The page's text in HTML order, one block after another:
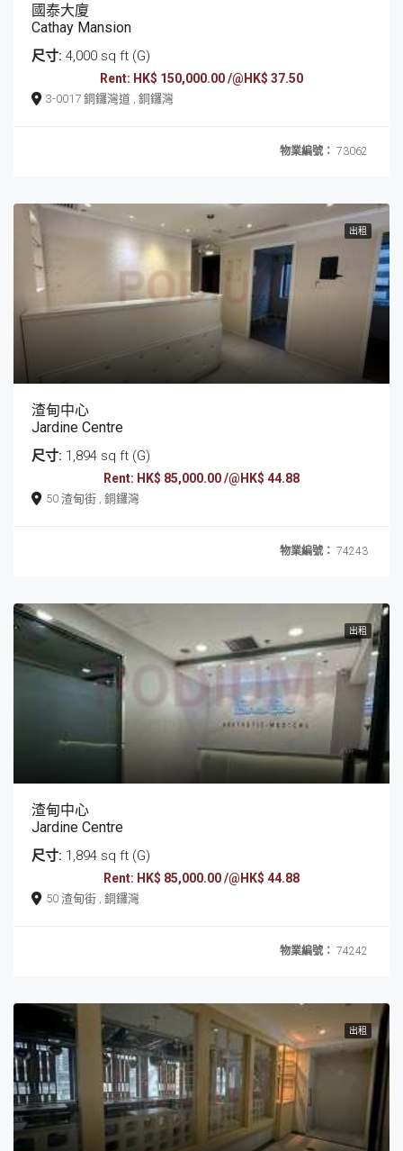
國泰大廈
Cathay Mansion
尺寸: 4,000 sq ft (G)
Rent: HK$ 150,000.00 /@HK$ 37.50
3-0017 銅鑼灣道 , 銅鑼灣
物業編號： 73062
出租
渣甸中心
Jardine Centre
尺寸: 1,894 sq ft (G)
Rent: HK$ 85,000.00 /@HK$ 44.88
50 渣甸街 , 銅鑼灣
物業編號： 74243
出租
渣甸中心
Jardine Centre
尺寸: 1,894 sq ft (G)
Rent: HK$ 85,000.00 /@HK$ 44.88
50 渣甸街 , 銅鑼灣
物業編號： 74242
出租